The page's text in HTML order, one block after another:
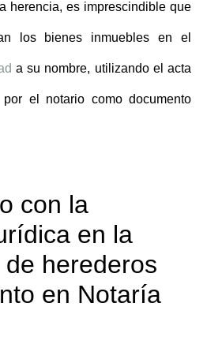
herencia, es imprescindible que
los bienes inmuebles en el
a su nombre, utilizando el acta
el notario como documento
con la
en la
herederos
en Notaría